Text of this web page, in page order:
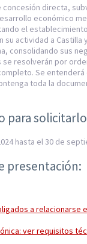
concesión directa,
económico
el
su actividad a Castilla
consolidando sus
resolverán por
Se entenderá
toda la
para
hasta el 30 de
presentación:
a relacionarse
ver requisitos